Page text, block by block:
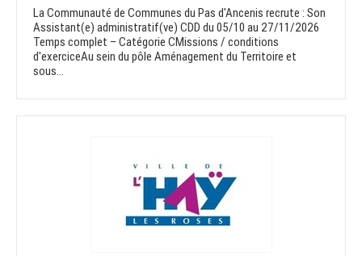
La Communauté de Communes du Pas d'Ancenis recrute : Son
Assistant(e) administratif(ve) CDD du 05/10 au 27/11/2026
Temps complet – Catégorie CMissions / conditions
d'exerciceAu sein du pôle Aménagement du Territoire et
sous...